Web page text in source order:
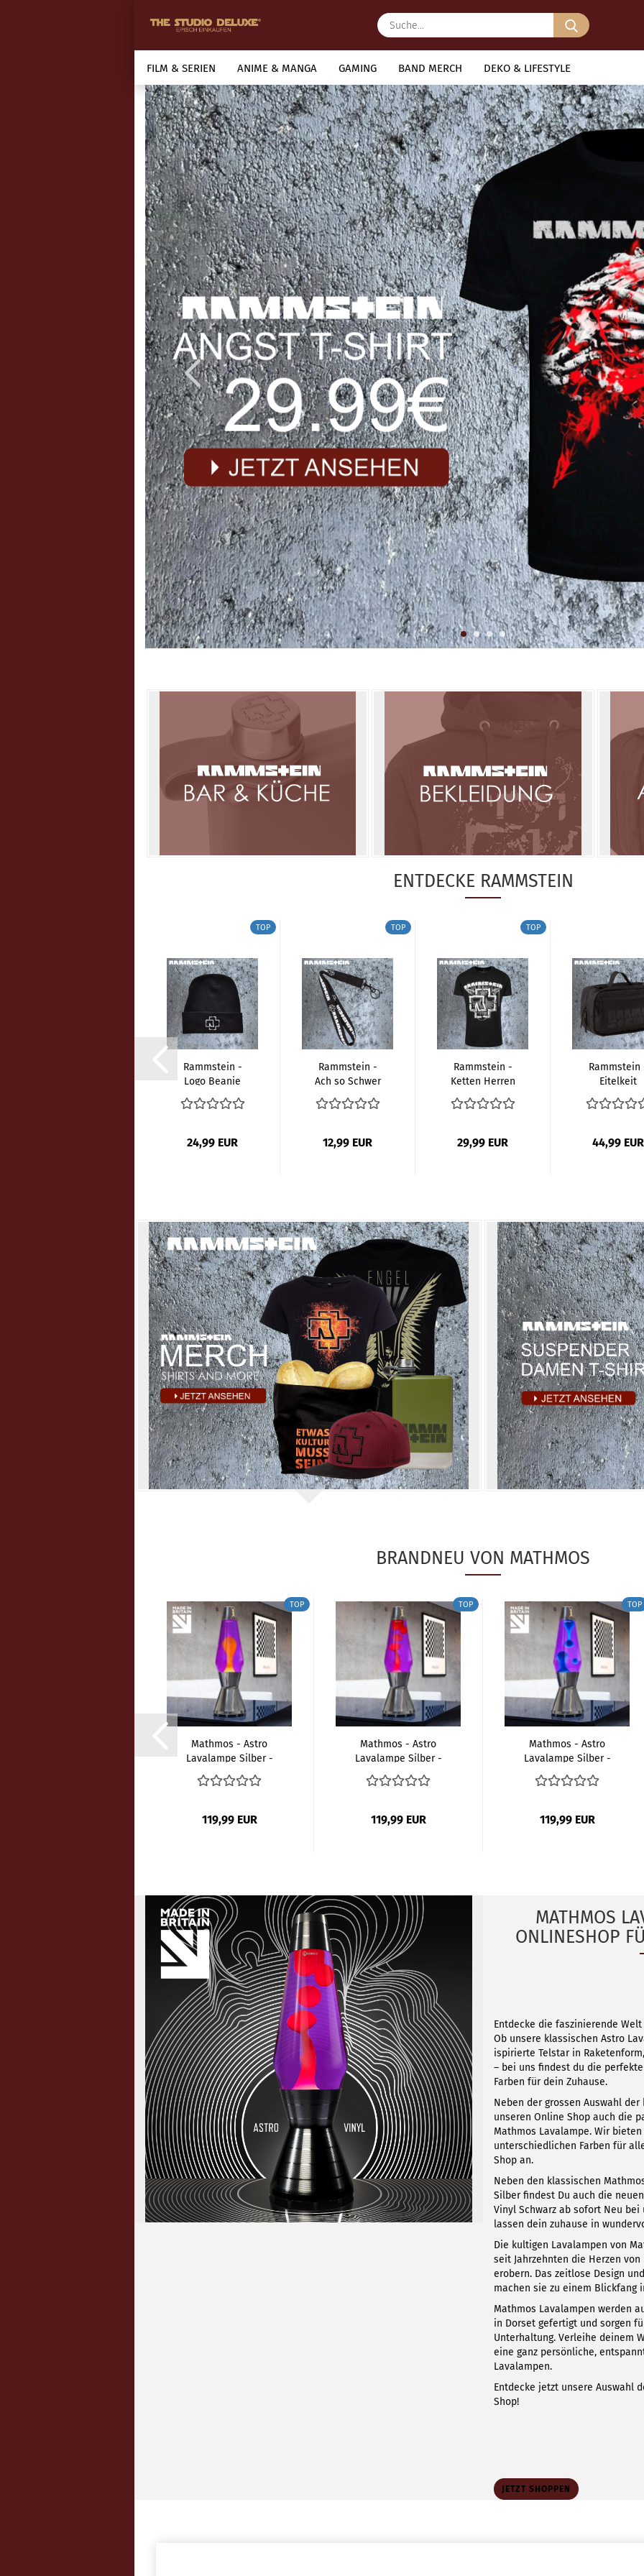
Suche...
FILM & SERIEN ANIME & MANGA GAMING BAND MERCH DEKO & LIFESTYLE
ENTDECKE RAMMSTEIN
TOP
Rammstein -
Logo Beanie
Mütze -
Schwarz
24,99 EUR
TOP
Rammstein -
Ach so Schwer
Schlüsselband
12,99 EUR
TOP
Rammstein -
Ketten Herren
T-Shirt
29,99 EUR
Rammstein
Eitelkeit
44,99 EUR
BRANDNEU VON MATHMOS
TOP
Mathmos - Astro
Lavalampe Silber -
Violet...
119,99 EUR
TOP
Mathmos - Astro
Lavalampe Silber -
Violet...
119,99 EUR
TOP
Mathmos - Astro
Lavalampe Silber -
Violet...
119,99 EUR
MATHMOS
ONLINESHOP
Entdecke die faszinierende
Ob unsere klassischen Astro
ispirierte Telstar in
– bei uns findest du die
Farben für dein Zuhause.
Neben der grossen Auswahl
unseren Online Shop auch die
Mathmos Lavalampe. Wir
unterschiedlichen Farben für
Shop an.
Neben den klassischen
Silber findest Du auch die
Vinyl Schwarz ab sofort Neu
lassen dein zuhause in
Die kultigen Lavalampen von
seit Jahrzehnten die Herzen
erobern. Das zeitlose Design
machen sie zu einem Blickfang
Mathmos Lavalampen werden
in Dorset gefertigt und sorgen
Unterhaltung. Verleihe deinem
eine ganz persönliche,
Lavalampen.
Entdecke jetzt unsere Auswahl
Shop!
JETZT SHOPPEN